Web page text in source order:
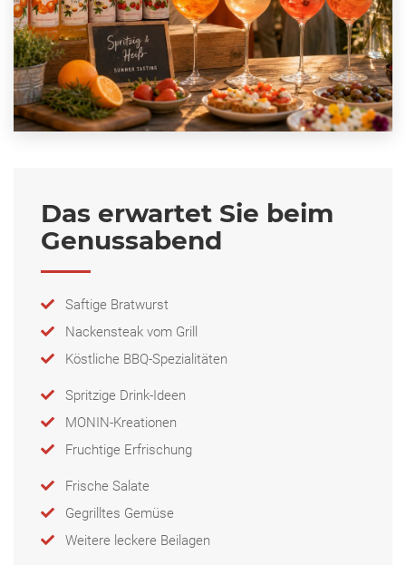
Das erwartet Sie beim
Genussabend
Saftige Bratwurst
Nackensteak vom Grill
Köstliche BBQ-Spezialitäten
Spritzige Drink-Ideen
MONIN-Kreationen
Fruchtige Erfrischung
Frische Salate
Gegrilltes Gemüse
Weitere leckere Beilagen